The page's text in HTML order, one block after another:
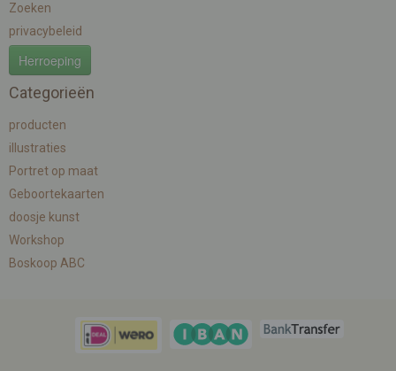
Zoeken
privacybeleid
Herroeping
Categorieën
producten
illustraties
Portret op maat
Geboortekaarten
doosje kunst
Workshop
Boskoop ABC